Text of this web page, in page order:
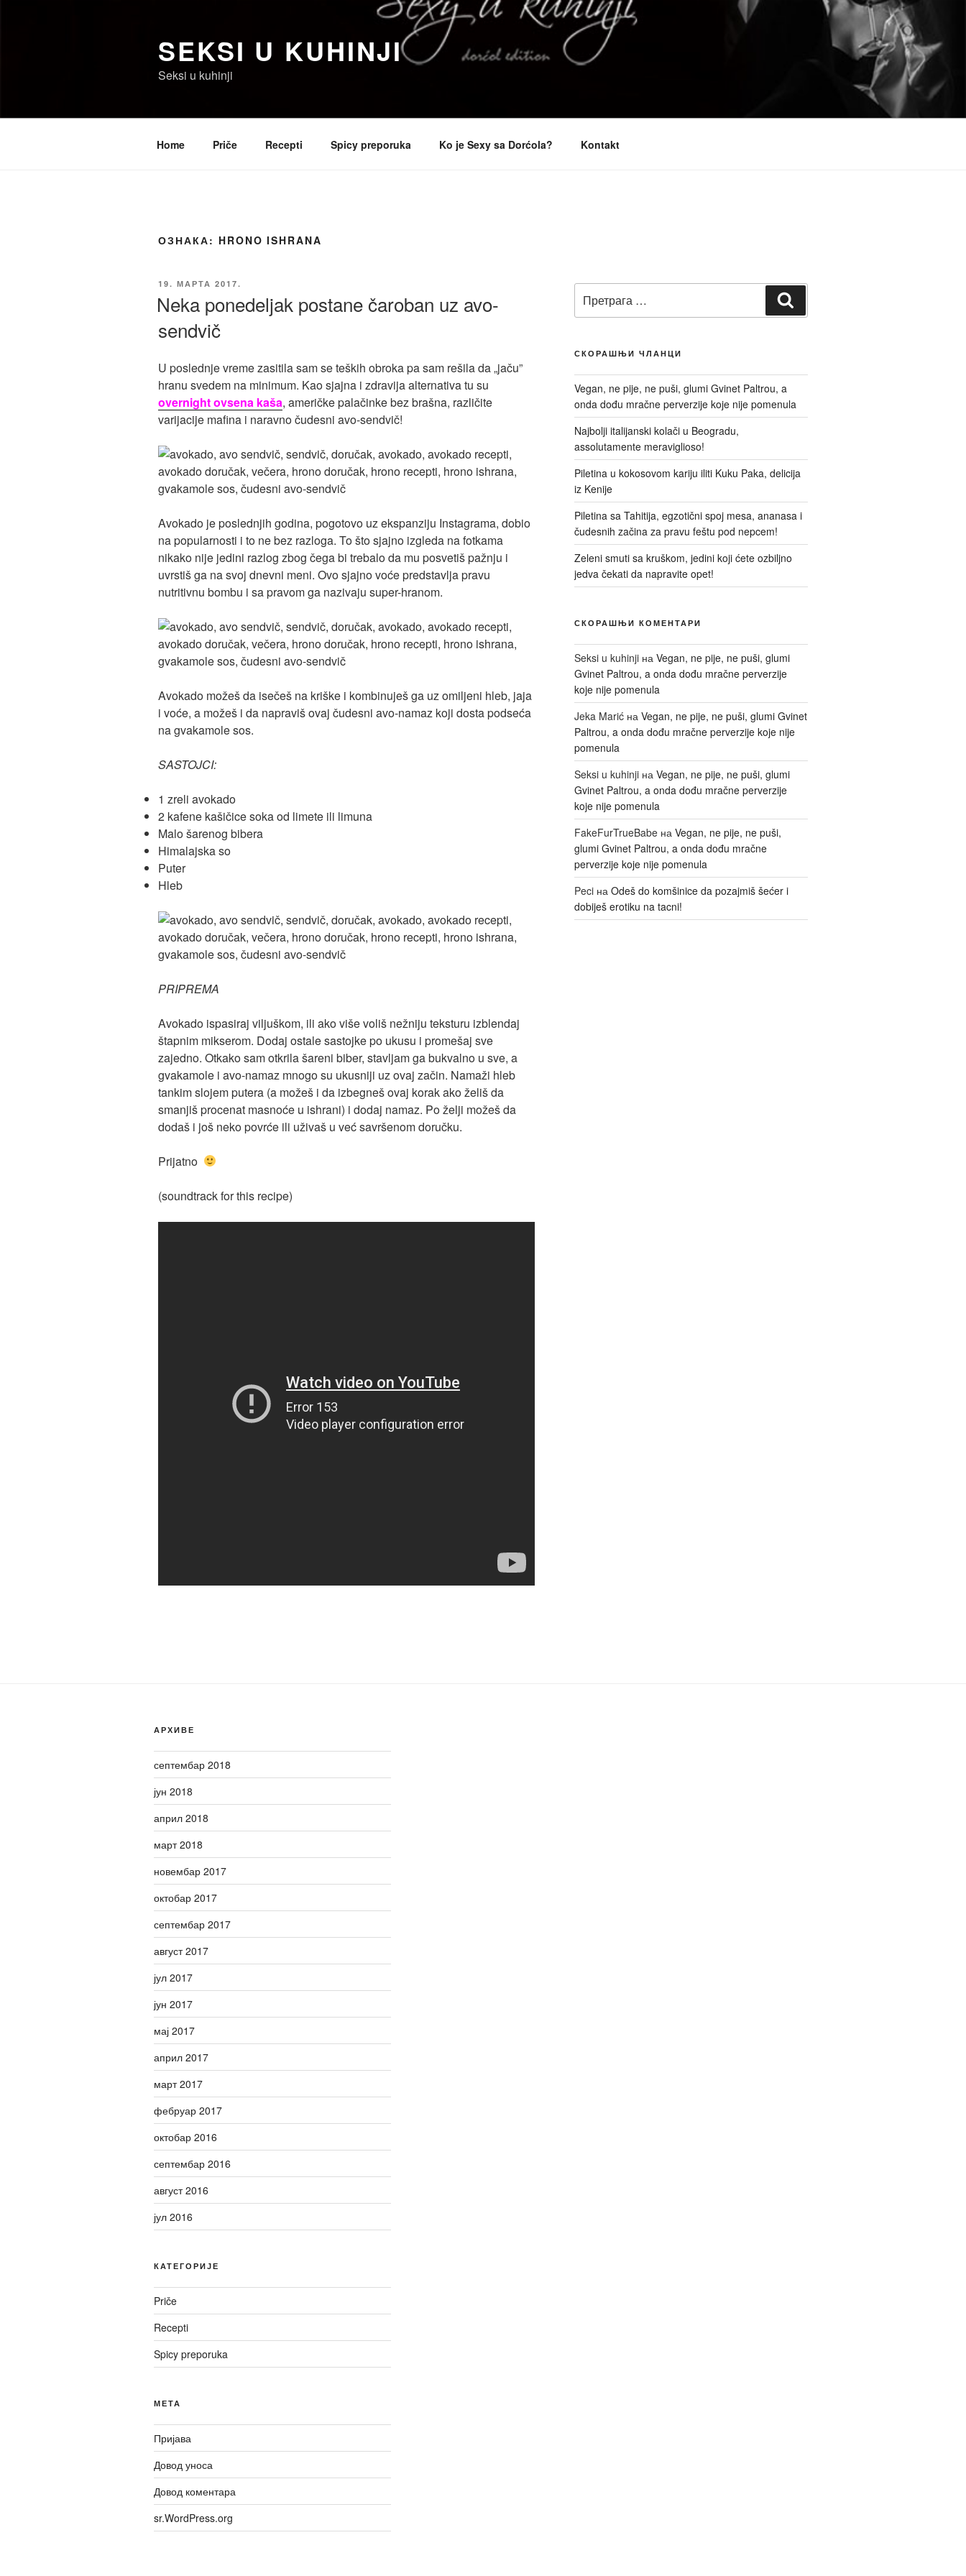
SEKSI U KUHINJI
Seksi u kuhinji
Home Priče Recepti Spicy preporuka Ko je Sexy sa Dorćola? Kontakt
ОЗНАКА: HRONO ISHRANA
ОБЈАВЉЕНО
19. МАРТА 2017.
Neka ponedeljak postane čaroban uz avo-
sendvič
U poslednje vreme zasitila sam se teških obroka pa sam rešila da „jaču”
hranu svedem na minimum. Kao sjajna i zdravija alternativa tu su
overnight ovsena kaša, američke palačinke bez brašna, različite
varijacije mafina i naravno čudesni avo-sendvič!
Avokado je poslednjih godina, pogotovo uz ekspanziju Instagrama, dobio
na popularnosti i to ne bez razloga. To što sjajno izgleda na fotkama
nikako nije jedini razlog zbog čega bi trebalo da mu posvetiš pažnju i
uvrstiš ga na svoj dnevni meni. Ovo sjajno voće predstavlja pravu
nutritivnu bombu i sa pravom ga nazivaju super-hranom.
Avokado možeš da isečeš na kriške i kombinuješ ga uz omiljeni hleb, jaja
i voće, a možeš i da napraviš ovaj čudesni avo-namaz koji dosta podseća
na gvakamole sos.
SASTOJCI:
1 zreli avokado
2 kafene kašičice soka od limete ili limuna
Malo šarenog bibera
Himalajska so
Puter
Hleb
PRIPREMA
Avokado ispasiraj viljuškom, ili ako više voliš nežniju teksturu izblendaj
štapnim mikserom. Dodaj ostale sastojke po ukusu i promešaj sve
zajedno. Otkako sam otkrila šareni biber, stavljam ga bukvalno u sve, a
gvakamole i avo-namaz mnogo su ukusniji uz ovaj začin. Namaži hleb
tankim slojem putera (a možeš i da izbegneš ovaj korak ako želiš da
smanjiš procenat masnoće u ishrani) i dodaj namaz. Po želji možeš da
dodaš i još neko povrće ili uživaš u već savršenom doručku.
Prijatno
(soundtrack for this recipe)
за:
СКОРАШЊИ ЧЛАНЦИ
Vegan, ne pije, ne puši, glumi Gvinet Paltrou, a
onda dođu mračne perverzije koje nije pomenula
Najbolji italijanski kolači u Beogradu,
assolutamente meraviglioso!
Piletina u kokosovom kariju iliti Kuku Paka, delicija
iz Kenije
Piletina sa Tahitija, egzotični spoj mesa, ananasa i
čudesnih začina za pravu feštu pod nepcem!
Zeleni smuti sa kruškom, jedini koji ćete ozbiljno
jedva čekati da napravite opet!
СКОРАШЊИ КОМЕНТАРИ
Seksi u kuhinjiна Vegan, ne pije, ne puši, glumi
Gvinet Paltrou, a onda dođu mračne perverzije
koje nije pomenula
Jeka Marićна Vegan, ne pije, ne puši, glumi Gvinet
Paltrou, a onda dođu mračne perverzije koje nije
pomenula
Seksi u kuhinjiна Vegan, ne pije, ne puši, glumi
Gvinet Paltrou, a onda dođu mračne perverzije
koje nije pomenula
FakeFurTrueBabeна Vegan, ne pije, ne puši,
glumi Gvinet Paltrou, a onda dođu mračne
perverzije koje nije pomenula
Peciна Odeš do komšinice da pozajmiš šećer i
dobiješ erotiku na tacni!
АРХИВЕ
септембар 2018
јун 2018
април 2018
март 2018
новембар 2017
октобар 2017
септембар 2017
август 2017
јул 2017
јун 2017
мај 2017
април 2017
март 2017
фебруар 2017
октобар 2016
септембар 2016
август 2016
јул 2016
КАТЕГОРИЈЕ
Priče
Recepti
Spicy preporuka
МЕТА
Пријава
Довод уноса
Довод коментара
sr.WordPress.org